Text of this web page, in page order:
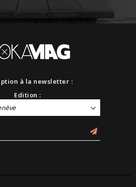
à la newsletter :
Edition :